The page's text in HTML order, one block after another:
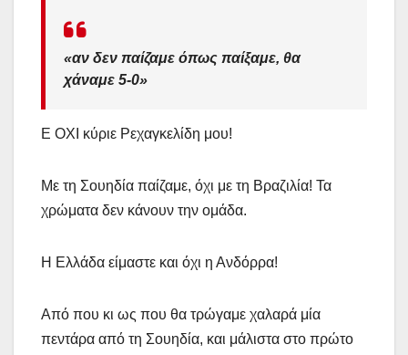
«αν δεν παίζαμε όπως παίξαμε, θα
χάναμε 5-0»
Ε ΟΧΙ κύριε Ρεχαγκελίδη μου!
Με τη Σουηδία παίζαμε, όχι με τη Βραζιλία! Τα
χρώματα δεν κάνουν την ομάδα.
Η Ελλάδα είμαστε και όχι η Ανδόρρα!
Από που κι ως που θα τρώγαμε χαλαρά μία
πεντάρα από τη Σουηδία, και μάλιστα στο πρώτο